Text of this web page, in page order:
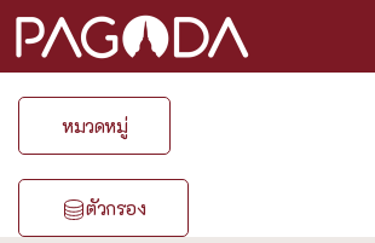
หมวดหมู่
ตัวกรอง